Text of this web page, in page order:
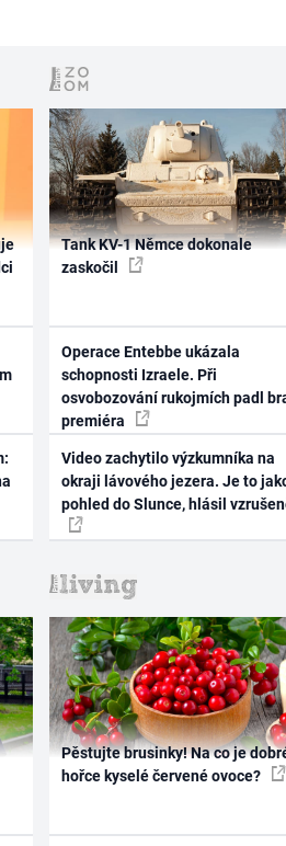
Tank KV-1 Němce dokonale
zaskočil
Operace Entebbe ukázala
schopnosti Izraele. Při
osvobozování rukojmích padl
premiéra
Video zachytilo výzkumníka na
okraji lávového jezera. Je to
pohled do Slunce, hlásil
Pěstujte brusinky! Na co je
hořce kyselé červené ovoce?